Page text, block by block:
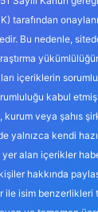
tarafından
Bu nedenle,
içeriklerin
kabul etmiş
veya şahıs
yalnızca kendi
yer alan içerikler
hakkında
ile isim benzerlikleri